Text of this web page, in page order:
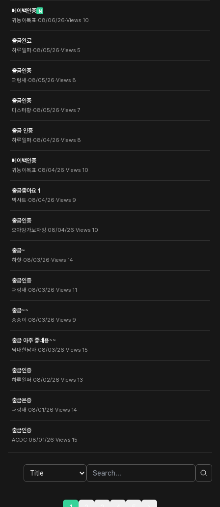
페이백인증 N
귀농이목표·08/06/26·Views 10
출금완료
하루일퍼·08/05/26·Views 5
출금인증
퍼렁새 ·08/05/26·Views 8
출금인증
미스터황·08/05/26·Views 7
출금 인증
하루일퍼·08/04/26·Views 8
페이백인증
귀농이목표·08/04/26·Views 10
출금좋아요ㅕ
빅샤트·08/04/26·Views 9
출금인증
으아앙가보자잉·08/04/26·Views 10
출금~
하핫·08/03/26·Views 14
출금인증
퍼렁새 ·08/03/26·Views 11
출금~~
숭숭이·08/03/26·Views 9
출금 아주 좋네용~~
담대한남자·08/03/26·Views 15
출금인증
하루일퍼·08/02/26·Views 13
출금은증
퍼렁새 ·08/01/26·Views 14
출금인증
ACDC·08/01/26·Views 15